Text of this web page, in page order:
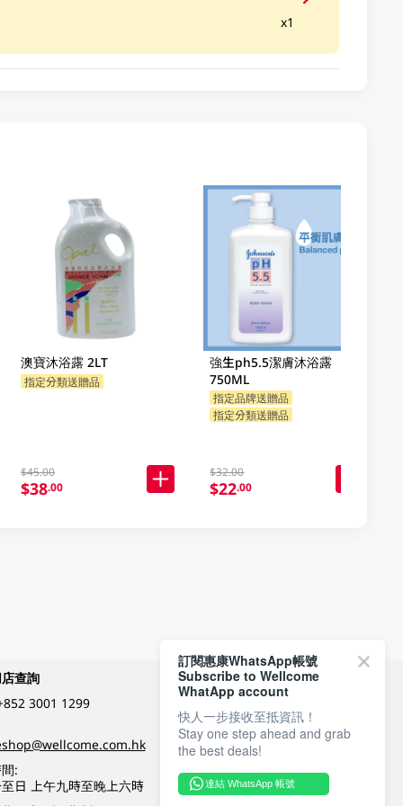
x1
澳寶沐浴露 2LT
指定分類送贈品
$45.00
$38.00
強生ph5.5潔膚沐浴露
750ML
指定品牌送贈品
指定分類送贈品
$32.00
$22.00
查詢
3001 1299
:
日 上午九時至晚上六時
付款方式
關注我們
訂閱惠康WhatsApp帳號
Subscribe to Wellcome
WhatApp account
快人一步接收至抵資訊！
Stay one step ahead and grab
the best deals!
連結 WhatsApp 帳號